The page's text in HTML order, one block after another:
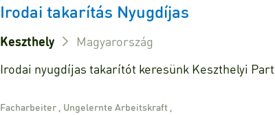
Irodai takarítás Nyugdíjas
Keszthely
Magyarország
Irodai nyugdíjas takarítót keresünk Keszthelyi
Facharbeiter Ungelernte Arbeitskraft